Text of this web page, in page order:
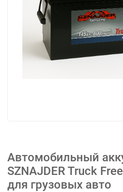
Автомобильный
SZNAJDER Truck
для грузовых авто